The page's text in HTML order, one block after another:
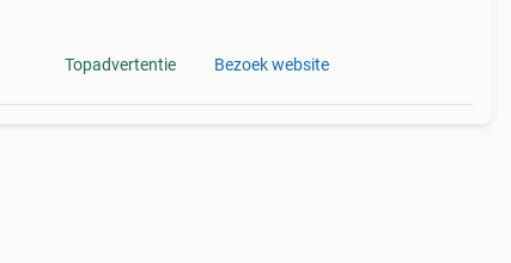
Topadvertentie Bezoek website